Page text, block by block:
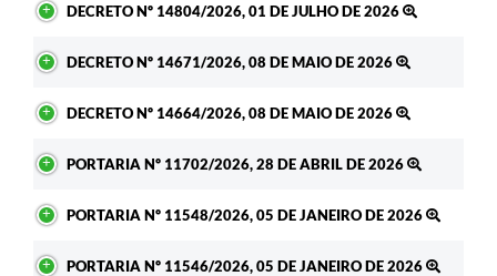
DECRETO Nº 14804/2026, 01 DE JULHO DE 2026
DECRETO Nº 14671/2026, 08 DE MAIO DE 2026
DECRETO Nº 14664/2026, 08 DE MAIO DE 2026
PORTARIA Nº 11702/2026, 28 DE ABRIL DE 2026
PORTARIA Nº 11548/2026, 05 DE JANEIRO DE 2026
PORTARIA Nº 11546/2026, 05 DE JANEIRO DE 2026